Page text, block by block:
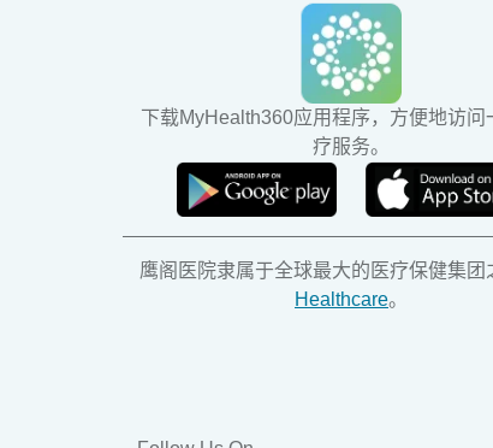
下载MyHealth360应用程序，方便地访问
疗服务。
鹰阁医院隶属于全球最大的医疗保健集团
Healthcare。